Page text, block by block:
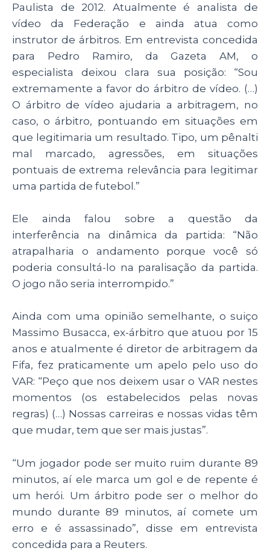
Paulista de 2012. Atualmente é analista de
vídeo da Federação e ainda atua como
instrutor de árbitros. Em entrevista concedida
para Pedro Ramiro, da Gazeta AM, o
especialista deixou clara sua posição: “Sou
extremamente a favor do árbitro de vídeo. (…)
O árbitro de vídeo ajudaria a arbitragem, no
caso, o árbitro, pontuando em situações em
que legitimaria um resultado. Tipo, um pênalti
mal marcado, agressões, em situações
pontuais de extrema relevância para legitimar
uma partida de futebol.”
Ele ainda falou sobre a questão da
interferência na dinâmica da partida: “Não
atrapalharia o andamento porque você só
poderia consultá-lo na paralisação da partida.
O jogo não seria interrompido.”
Ainda com uma opinião semelhante, o suiço
Massimo Busacca, ex-árbitro que atuou por 15
anos e atualmente é diretor de arbitragem da
Fifa, fez praticamente um apelo pelo uso do
VAR: “Peço que nos deixem usar o VAR nestes
momentos (os estabelecidos pelas novas
regras) (…) Nossas carreiras e nossas vidas têm
que mudar, tem que ser mais justas”.
“Um jogador pode ser muito ruim durante 89
minutos, aí ele marca um gol e de repente é
um herói. Um árbitro pode ser o melhor do
mundo durante 89 minutos, aí comete um
erro e é assassinado”, disse em entrevista
concedida para a Reuters.